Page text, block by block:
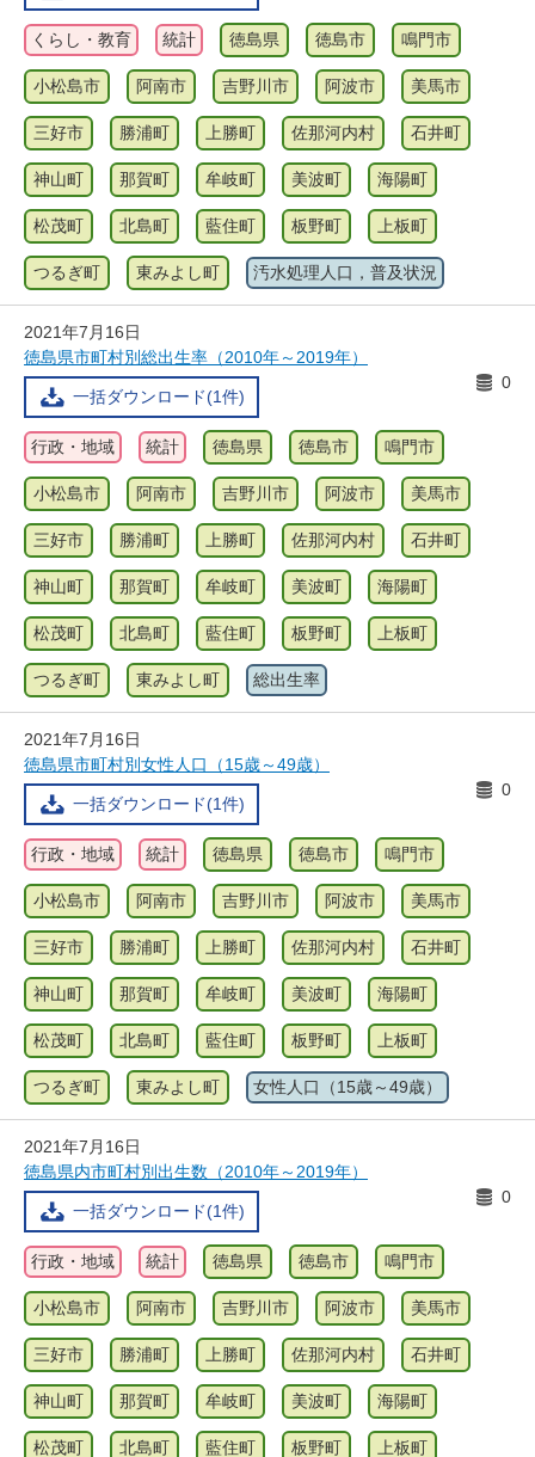
くらし・教育 統計 徳島県 徳島市 鳴門市
小松島市 阿南市 吉野川市 阿波市 美馬市
三好市 勝浦町 上勝町 佐那河内村 石井町
神山町 那賀町 牟岐町 美波町 海陽町
松茂町 北島町 藍住町 板野町 上板町
つるぎ町 東みよし町 汚水処理人口，普及状況
2021年7月16日
徳島県市町村別総出生率（2010年～2019年）
一括ダウンロード(1件)
0
行政・地域 統計 徳島県 徳島市 鳴門市
小松島市 阿南市 吉野川市 阿波市 美馬市
三好市 勝浦町 上勝町 佐那河内村 石井町
神山町 那賀町 牟岐町 美波町 海陽町
松茂町 北島町 藍住町 板野町 上板町
つるぎ町 東みよし町 総出生率
2021年7月16日
徳島県市町村別女性人口（15歳～49歳）
一括ダウンロード(1件)
0
行政・地域 統計 徳島県 徳島市 鳴門市
小松島市 阿南市 吉野川市 阿波市 美馬市
三好市 勝浦町 上勝町 佐那河内村 石井町
神山町 那賀町 牟岐町 美波町 海陽町
松茂町 北島町 藍住町 板野町 上板町
つるぎ町 東みよし町 女性人口（15歳～49歳）
2021年7月16日
徳島県内市町村別出生数（2010年～2019年）
一括ダウンロード(1件)
0
行政・地域 統計 徳島県 徳島市 鳴門市
小松島市 阿南市 吉野川市 阿波市 美馬市
三好市 勝浦町 上勝町 佐那河内村 石井町
神山町 那賀町 牟岐町 美波町 海陽町
松茂町 北島町 藍住町 板野町 上板町